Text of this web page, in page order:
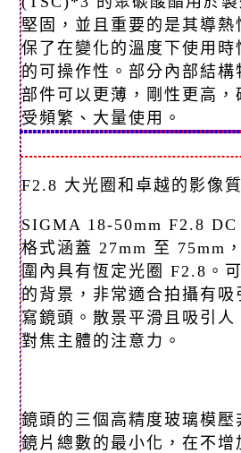
堅固，並且重要的是其導熱
保了在變化的溫度下使用時
的可操作性。部分內部結構
部件可以更薄，剛性更高，
受頻繁、大量使用。
F2.8 大光圈和卓越的影像
SIGMA 18-50mm F2.8
格式涵蓋 27mm 至 75mm
圍內具有恆定光圈 F2.8。
的背景，非常適合拍攝有吸
寫鏡頭。散景平滑且吸引人
對焦主體的注意力。
鏡頭的三個高精度玻璃模壓
鏡片總數的最小化，在不增